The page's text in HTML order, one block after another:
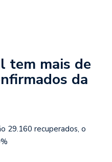
tem mais de
da
29.160 recuperados, o